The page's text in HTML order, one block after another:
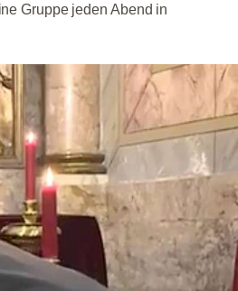
Gruppe jeden Abend in